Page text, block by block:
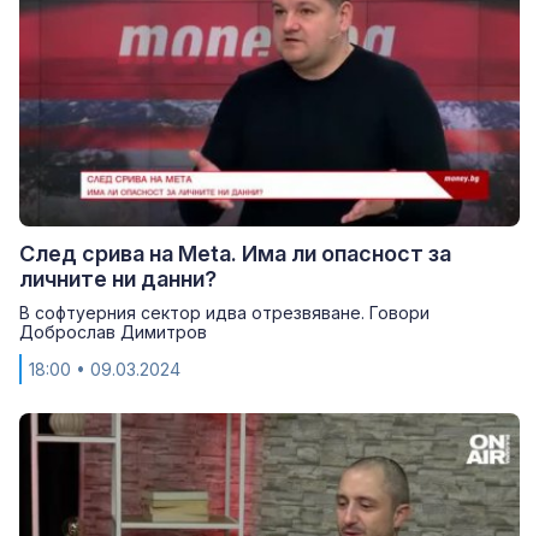
След срива на Меtа. Има ли опасност за
личните ни данни?
В софтуерния сектор идва отрезвяване. Говори
Доброслав Димитров
18:00 • 09.03.2024